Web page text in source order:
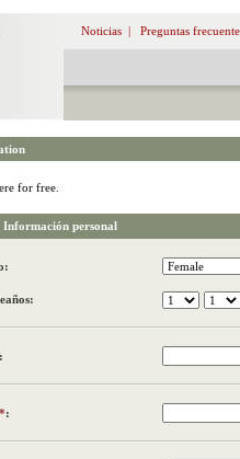
Noticias | Preguntas
for free.
personal
:
*: